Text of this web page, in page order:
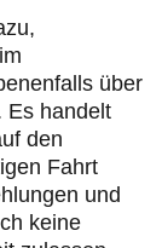
über
Es handelt
den
Fahrt
und
keine